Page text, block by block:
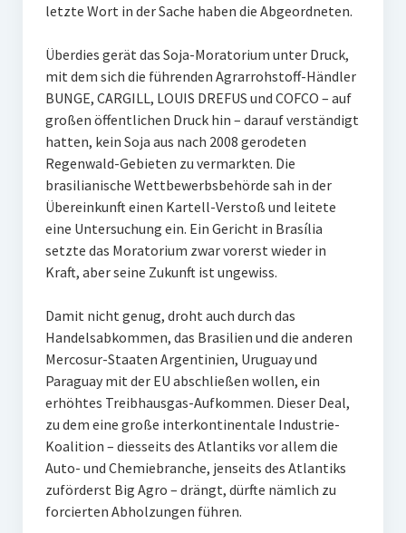
letzte Wort in der Sache haben die Abgeordneten.
Überdies gerät das Soja-Moratorium unter Druck,
mit dem sich die führenden Agrarrohstoff-Händler
BUNGE, CARGILL, LOUIS DREFUS und COFCO – auf
großen öffentlichen Druck hin – darauf verständigt
hatten, kein Soja aus nach 2008 gerodeten
Regenwald-Gebieten zu vermarkten. Die
brasilianische Wettbewerbsbehörde sah in der
Übereinkunft einen Kartell-Verstoß und leitete
eine Untersuchung ein. Ein Gericht in Brasília
setzte das Moratorium zwar vorerst wieder in
Kraft, aber seine Zukunft ist ungewiss.
Damit nicht genug, droht auch durch das
Handelsabkommen, das Brasilien und die anderen
Mercosur-Staaten Argentinien, Uruguay und
Paraguay mit der EU abschließen wollen, ein
erhöhtes Treibhausgas-Aufkommen. Dieser Deal,
zu dem eine große interkontinentale Industrie-
Koalition – diesseits des Atlantiks vor allem die
Auto- und Chemiebranche, jenseits des Atlantiks
zuförderst Big Agro – drängt, dürfte nämlich zu
forcierten Abholzungen führen.